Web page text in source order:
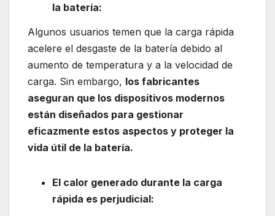
la batería:
Algunos usuarios temen que la carga rápida
acelere el desgaste de la batería debido al
aumento de temperatura y a la velocidad de
carga. Sin embargo, los fabricantes
aseguran que los dispositivos modernos
están diseñados para gestionar
eficazmente estos aspectos y proteger la
vida útil de la batería.
El calor generado durante la carga
rápida es perjudicial: